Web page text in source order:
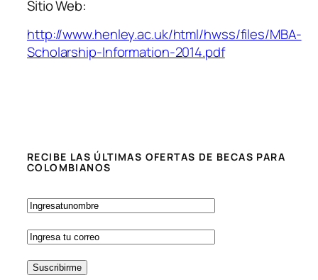
Sitio Web:
http://www.henley.ac.uk/html/hwss/files/MBA-
Scholarship-Information-2014.pdf
RECIBE LAS ÚLTIMAS OFERTAS DE BECAS PARA
COLOMBIANOS